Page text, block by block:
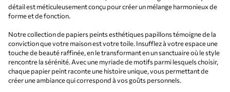
détail est méticuleusement conçu pour créer un mélange harmonieux de
forme et de fonction.
Notre collection de papiers peints esthétiques papillons témoigne de la
conviction que votre maison est votre toile. Insufflez à votre espace une
touche de beauté raffinée, en le transformant en un sanctuaire où le style
rencontre la sérénité. Avec une myriade de motifs parmi lesquels choisir,
chaque papier peint raconte une histoire unique, vous permettant de
créer une ambiance qui correspond à vos goûts personnels.